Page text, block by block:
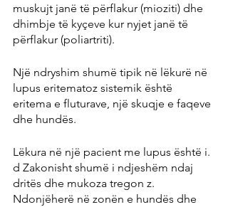
muskujt janë të përflakur (mioziti) dhe
dhimbje të kyçeve kur nyjet janë të
përflakur (poliartriti).
Një ndryshim shumë tipik në lëkurë në
lupus eritematoz sistemik është
eritema e fluturave, një skuqje e faqeve
dhe hundës.
Lëkura në një pacient me lupus është i.
d Zakonisht shumë i ndjeshëm ndaj
dritës dhe mukoza tregon z.
Ndonjëherë në zonën e hundës dhe